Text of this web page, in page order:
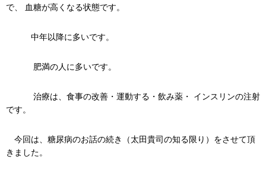
で、 血糖が高くなる状態です。
中年以降に多いです。
肥満の人に多いです。
治療は、食事の改善・運動する・飲み薬・ インスリンの注射
です。
今回は、糖尿病のお話の続き（太田貴司の知る限り）をさせて頂
きました。